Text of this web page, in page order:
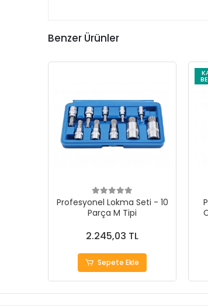
Benzer Ürünler
Profesyonel Lokma Seti - 10
Parça M Tipi
2.245,03 TL
Sepete Ekle